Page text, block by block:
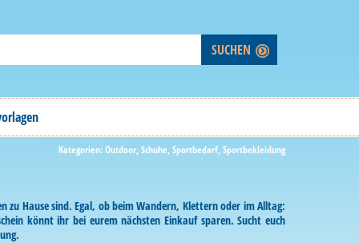
Kategorien:Outdoor,Schuhe,Sportbedarf,Sportbekleidung
Hause sind. Egal, ob beim Wandern, Klettern oder im Alltag:
könnt ihr bei eurem nächsten Einkauf sparen. Sucht euch